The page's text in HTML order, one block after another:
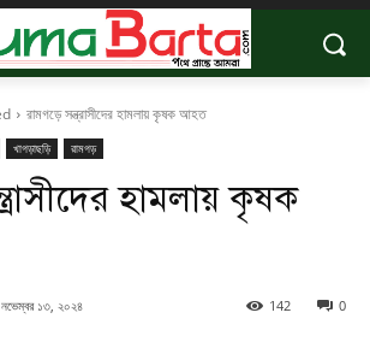
রামগড়ে সন্ত্রাসীদের হামলায় কৃষক আহত
খাগড়াছড়ি রামগড়
হামলায় কৃষক
নভেম্বর ১৩, ২০২৪ 0
142